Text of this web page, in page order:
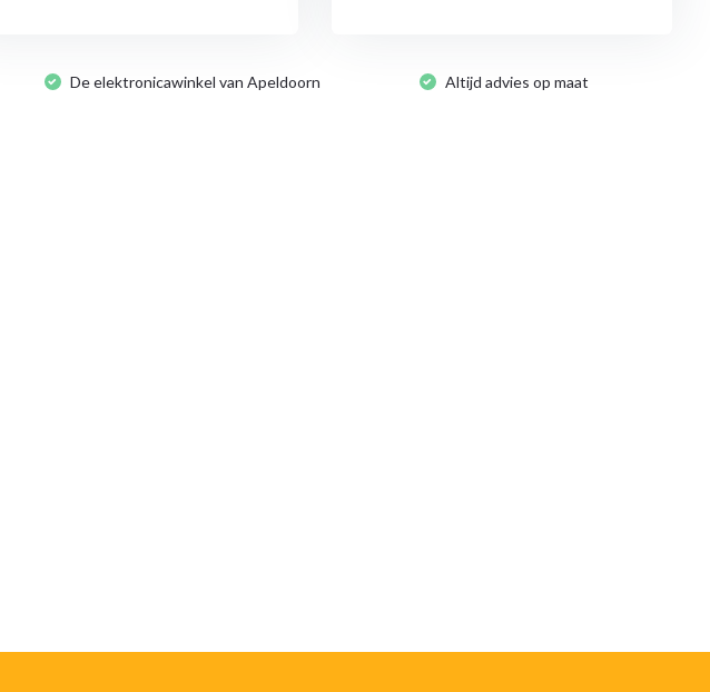
De elektronicawinkel van Apeldoorn Altijd advies op maat